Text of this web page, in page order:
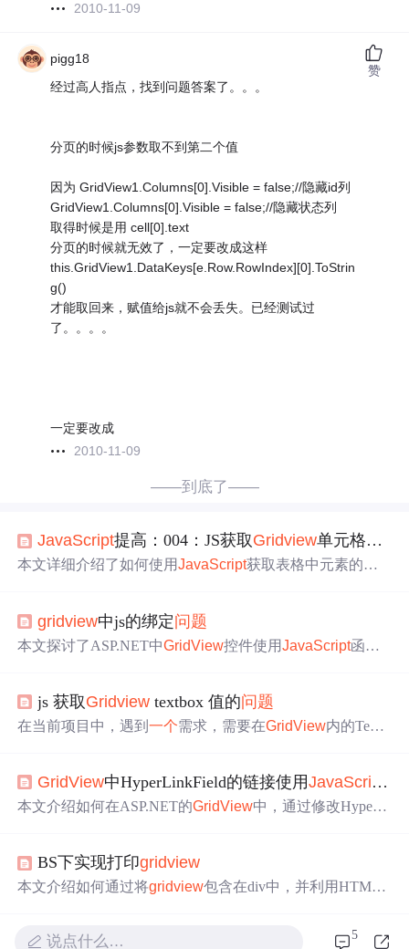
2010-11-09
pigg18
经过高人指点，找到问题答案了。。。
分页的时候js参数取不到第二个值
因为 GridView1.Columns[0].Visible = false;//隐藏id列
GridView1.Columns[0].Visible = false;//隐藏状态列
取得时候是用 cell[0].text
分页的时候就无效了，一定要改成这样
this.GridView1.DataKeys[e.Row.RowIndex][0].ToStrin
g()
才能取回来，赋值给js就不会丢失。已经测试过
了。。。。
一定要改成
2010-11-09
赞
——到底了——
JavaScript提高：004：JS获取Gridview单元格时层级
本文详细介绍了如何使用JavaScript获取表格中元素的属
素的属性值。
gridview中js的绑定问题
本文探讨了ASP.NET中GridView控件使用JavaScript函数
确设置onclick属性以避免错误。
js 获取Gridview textbox 值的问题
在当前项目中，遇到一个需求，需要在GridView内的TextB
GridView中HyperLinkField的链接使用JavaScript 问
本文介绍如何在ASP.NET的GridView中，通过修改HyperLi
接设置 javascript :document.execCommand('Refresh');window.
open(url);为链接URL，完成需求。
BS下实现打印gridview
本文介绍如何通过将gridview包含在div中，并利用HTML
解决方法。
说点什么… 5